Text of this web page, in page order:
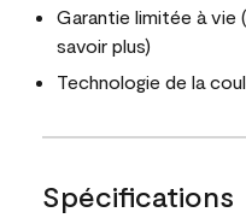
Garantie limitée à
savoir plus)
Technologie de la
Spécifications